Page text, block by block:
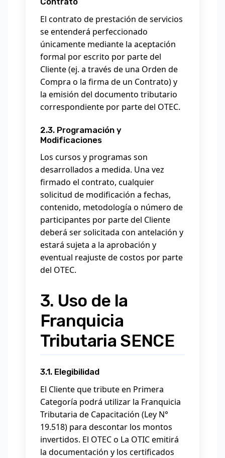
El contrato de prestación de servicios
se entenderá perfeccionado
únicamente mediante la aceptación
formal por escrito por parte del
Cliente (ej. a través de una Orden de
Compra o la firma de un Contrato) y
la emisión del documento tributario
correspondiente por parte del OTEC.
2.3. Programación y
Modificaciones
Los cursos y programas son
desarrollados a medida. Una vez
firmado el contrato, cualquier
solicitud de modificación a fechas,
contenido, metodología o número de
participantes por parte del Cliente
deberá ser solicitada con antelación y
estará sujeta a la aprobación y
eventual reajuste de costos por parte
del OTEC.
3. Uso de la
Franquicia
Tributaria SENCE
3.1. Elegibilidad
El Cliente que tribute en Primera
Categoría podrá utilizar la Franquicia
Tributaria de Capacitación (Ley N°
19.518) para descontar los montos
invertidos. El OTEC o La OTIC emitirá
la documentación y los certificados